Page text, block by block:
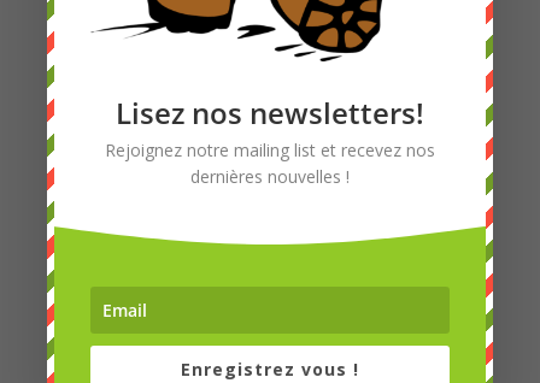
Lisez nos newsletters!
Rejoignez notre mailing list et recevez nos
dernières nouvelles !
Enregistrez vous !